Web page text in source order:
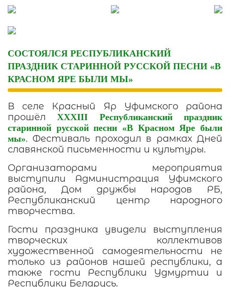
Skip
content
СОСТОЯЛСЯ РЕСПУБЛИКАНСКИЙ
ПРАЗДНИК СТАРИННОЙ РУССКОЙ ПЕСНИ «В
КРАСНОМ ЯРЕ БЫЛИ МЫ»
В селе Красный Яр Уфимского района
прошёлXXXIII Республиканский праздник
старинной русской песни «В Красном Яре были
мы». Фестиваль проходил в рамках Дней
славянской письменности и культуры.
Организаторами мероприятия
выступили Администрация Уфимского
района, Дом дружбы народов РБ,
Республиканский центр народного
творчества.
Гости праздника увидели выступления
творческих коллективов
художественной самодеятельности не
только из районов нашей республики, а
также гости Республики Удмуртии и
Республики Беларусь.